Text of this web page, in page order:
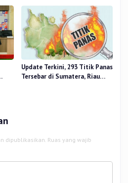
RANA
Update Terkini, 293 Titik Panas
Tersebar di Sumatera, Riau
dipublikasikan. Ruas yang wajib